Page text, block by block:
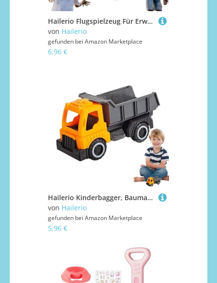
Hailerio Flugspielzeug Für Erwachsene,Spaß Wurfpfeile | Draußen Sportartikel Garten Wurfspiel Spaß Campingplatz Draußen Aktivität für Kinder
von Hailerio
gefunden bei Amazon Marketplace
6,96 €
Hailerio Kinderbagger, Baumaschinen Spielzeug, Interaktive Spiele Vorschule Lernaktivitäten Kindergeburtstag Drinnen Draußen Spiel
von Hailerio
gefunden bei Amazon Marketplace
5,96 €